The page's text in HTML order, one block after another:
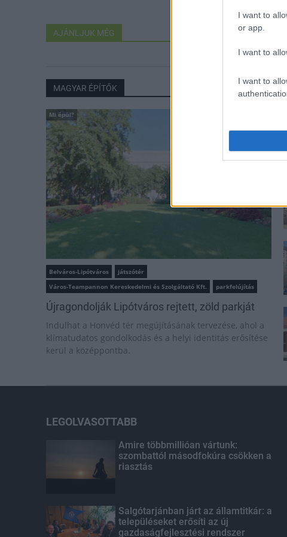
I want to
or app.
I want to
I want to
AJÁNLJUK MÉG
MAGYAR ÉPÍTŐK
Mi épül?
Belváros-Lipótváros
játszótér
Város-Teampannon Kereskedelmi és Szolgáltató Kft.
parkfelújítás
Újragondolják Lipótváros rejtett, zöld parkját
Indulhat a Honvéd tér megújításának tervezése, ahol a
klímatudatos gondolkodás és a helyi identitás erősítése
kerül a középpontba.
LEGOLVASOTTABB
Amire többmillióan vártunk:
szombattól másodfokúra csökken a
riasztás
Salgótarjánban járt az államtitkár: a
településeket erősíti az új
gazdaságfejlesztési rendszer